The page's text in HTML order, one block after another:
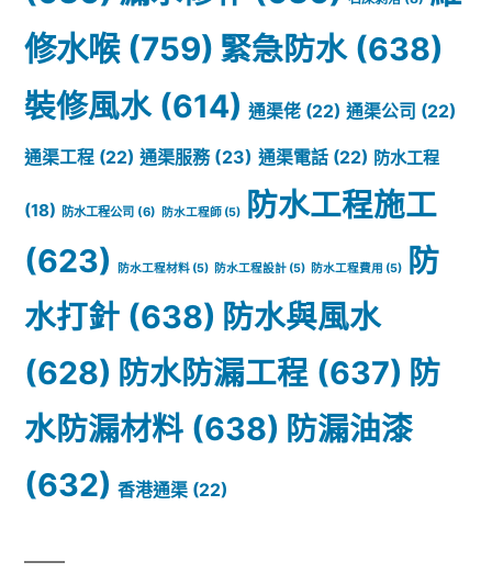
修水喉(759) 緊急防水(638)
裝修風水(614) 通渠佬 (22) 通渠公司 (22)
通渠工程 (22) 通渠服務(23) 通渠電話 (22) 防水工程
(18) 防水工程公司 (6) 防水工程師 (5)
防水工程施工
(623)
防水工程材料 (5) 防水工程設計 (5) 防水工程費用 (5)
防
水打針 (638) 防水與風水
(628) 防水防漏工程 (637) 防
水防漏材料 (638) 防漏油漆
(632) 香港通渠 (22)